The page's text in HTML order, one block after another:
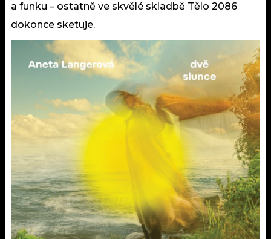
a funku – ostatně ve skvělé skladbě Tělo 2086
dokonce sketuje.